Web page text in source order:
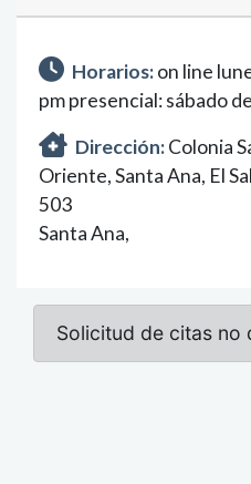
Horarios:on line
pm presencial: sábado
Dirección:Colonia
Oriente, Santa Ana, El
503
Santa Ana,